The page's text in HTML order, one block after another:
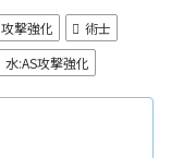
攻撃強化
術士
水:AS攻撃強化